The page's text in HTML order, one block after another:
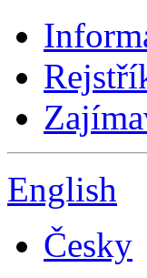
English
Česky